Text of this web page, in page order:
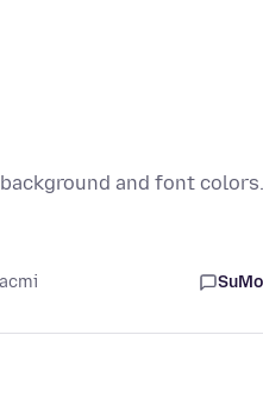
and font colors.